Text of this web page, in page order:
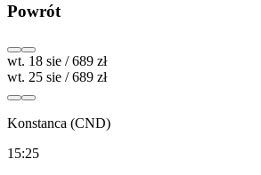
Powrót
wt. 18 sie / 689 zł
wt. 25 sie / 689 zł
Konstanca (CND)
15:25